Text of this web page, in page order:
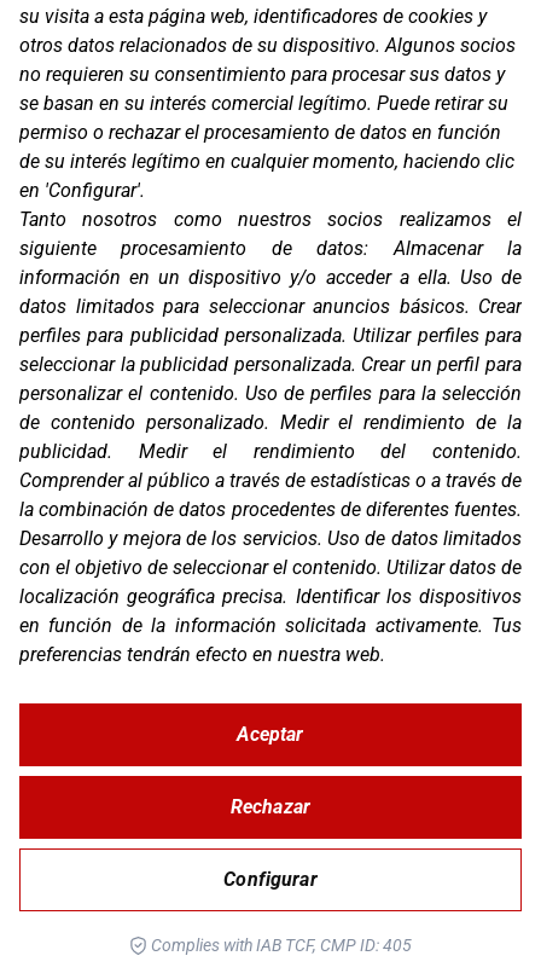
PARASOL AIO-5
PARASOL AIO-6
FUNDA AIO-6
su visita a esta página web, identificadores de cookies y
otros datos relacionados de su dispositivo. Algunos socios
no requieren su consentimiento para procesar sus datos y
se basan en su interés comercial legítimo. Puede retirar su
permiso o rechazar el procesamiento de datos en función
de su interés legítimo en cualquier momento, haciendo clic
en 'Configurar'.
Tanto nosotros como nuestros socios realizamos el
siguiente procesamiento de datos:Almacenar la
información en un dispositivo y/o acceder a ella. Uso de
datos limitados para seleccionar anuncios básicos. Crear
perfiles para publicidad personalizada.Utilizar perfiles para
seleccionar la publicidad personalizada. Crear un perfil para
personalizar el contenido. Uso de perfiles para la selección
de contenido personalizado. Medir el rendimiento de la
publicidad. Medir el rendimiento del contenido.
Comprender al público a través de estadísticas o a través de
la combinación de datos procedentes de diferentes fuentes.
Desarrollo y mejora de los servicios.Uso de datos limitados
con el objetivo de seleccionar el contenido. Utilizar datos de
localización geográfica precisa. Identificar los dispositivos
en función de la información solicitada activamente. Tus
preferencias tendrán efecto en nuestra web.
Configurar
Rechazar
Aceptar
Complies with IAB TCF, CMP ID: 405